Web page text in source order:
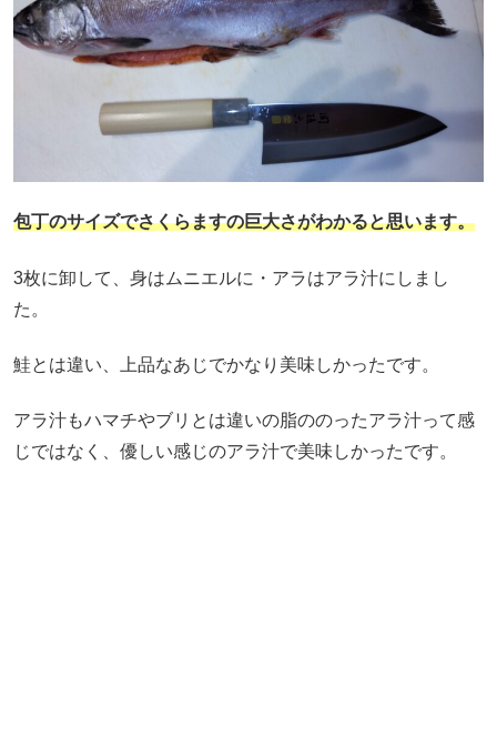
包丁のサイズでさくらますの巨大さがわかると思います。
3枚に卸して、身はムニエルに・アラはアラ汁にしまし
た。
鮭とは違い、上品なあじでかなり美味しかったです。
アラ汁もハマチやブリとは違いの脂ののったアラ汁って感
じではなく、優しい感じのアラ汁で美味しかったです。